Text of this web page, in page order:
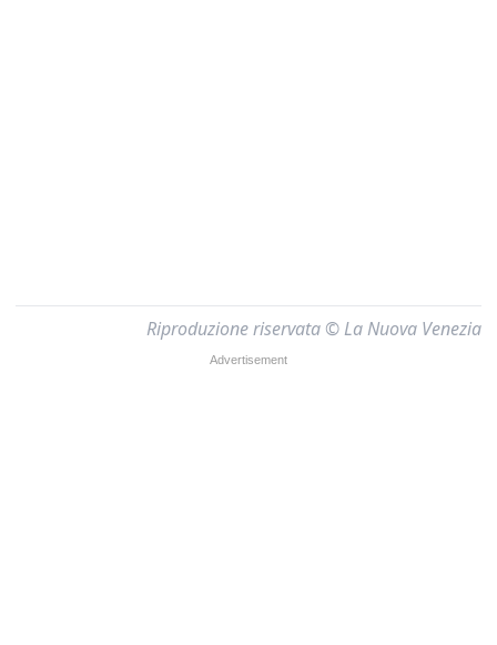
Riproduzione riservata © La Nuova Venezia